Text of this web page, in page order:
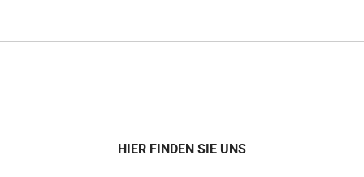
HIER FINDEN SIE UNS